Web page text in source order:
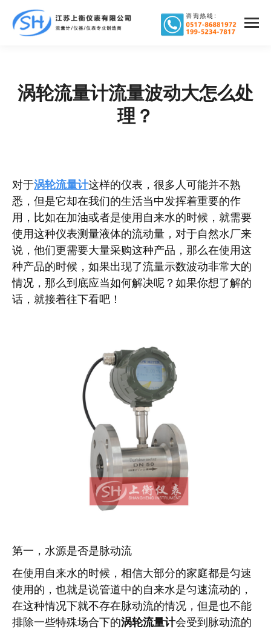
涡轮流量计流量波动大怎么处
理？
您在这里：
对于涡轮流量计这样的仪表，很多人可能并不熟
悉，但是它却在我们的生活当中发挥着重要的作
用，比如在加油或者是使用自来水的时候，就需要
使用这种仪表测量液体的流动量，对于自然水厂来
说，他们更需要大量采购这种产品，那么在使用这
种产品的时候，如果出现了流量示数波动非常大的
情况，那么到底应当如何解决呢？如果你想了解的
话，就接着往下看吧！
第一，水源是否是脉动流
在使用自来水的时候，相信大部分的家庭都是匀速
使用的，也就是说管道中的自来水是匀速流动的，
在这种情况下就不存在脉动流的情况，但是也不能
排除一些特殊场合下的涡轮流量计会受到脉动流的